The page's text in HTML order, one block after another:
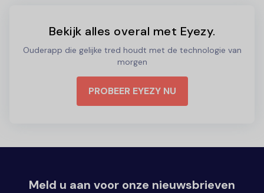
Bekijk alles overal met Eyezy.
Ouderapp die gelijke tred houdt met de technologie van
morgen
PROBEER EYEZY NU
Meld u aan voor onze nieuwsbrieven